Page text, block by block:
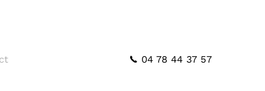
04 78 44 37 57